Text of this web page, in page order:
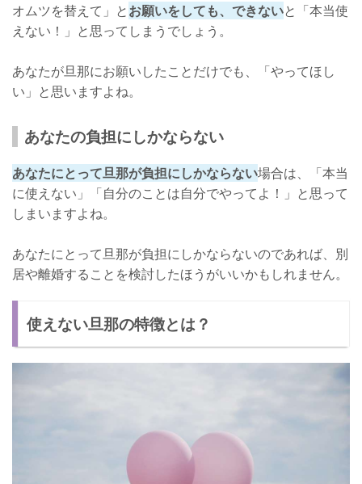
オムツを替えて」とお願いをしても、できないと「本当使
えない！」と思ってしまうでしょう。
あなたが旦那にお願いしたことだけでも、「やってほし
い」と思いますよね。
あなたの負担にしかならない
あなたにとって旦那が負担にしかならない場合は、「本当
に使えない」「自分のことは自分でやってよ！」と思って
しまいますよね。
あなたにとって旦那が負担にしかならないのであれば、別
居や離婚することを検討したほうがいいかもしれません。
使えない旦那の特徴とは？